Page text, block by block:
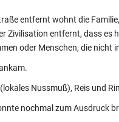
entfernt wohnt die
Zivilisation entfernt, dass
oder Menschen, die
(lokales Nussmuß), Reis und
nochmal zum Ausdruck